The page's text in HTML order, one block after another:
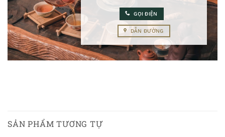
GỌI ĐIỆN
DẪN ĐƯỜNG
SẢN PHẨM TƯƠNG TỰ